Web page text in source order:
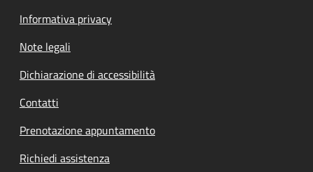
Informativa privacy
Note legali
Dichiarazione di accessibilità
Contatti
Prenotazione appuntamento
Richiedi assistenza